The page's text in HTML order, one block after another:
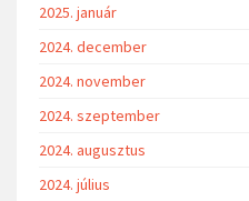
2025. január
2024. december
2024. november
2024. szeptember
2024. augusztus
2024. július